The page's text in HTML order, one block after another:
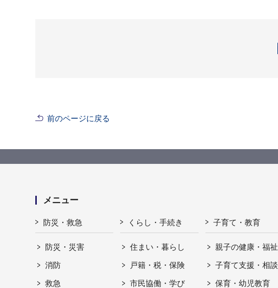
前のページに戻る
メニュー
防災・救急
防災・災害
消防
救急
くらし・手続き
住まい・暮らし
戸籍・税・保険
市民協働・学び
子育て・教育
親子の健康・福祉
子育て支援・相談
保育・幼児教育